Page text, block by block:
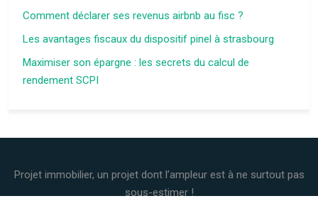
Comment déclarer ses revenus airbnb au fisc ?
Les avantages fiscaux du dispositif pinel à strasbourg
Maximiser son épargne : les secrets du calcul de
rendement SCPI
Projet immobilier, un projet dont l’ampleur est à ne surtout pas
sous-estimer !